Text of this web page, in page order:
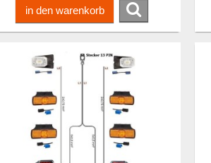
in den warenkorb